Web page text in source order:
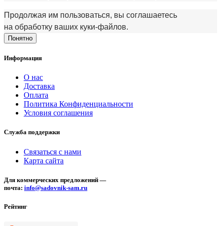
Продолжая им пользоваться, вы соглашаетесь
на обработку ваших куки‑файлов.
Понятно
Информация
О нас
Доставка
Оплата
Политика Конфиденциальности
Условия соглашения
Служба поддержки
Связаться с нами
Карта сайта
Для коммерческих предложений —
почта: info@sadovnik-sam.ru
Рейтинг